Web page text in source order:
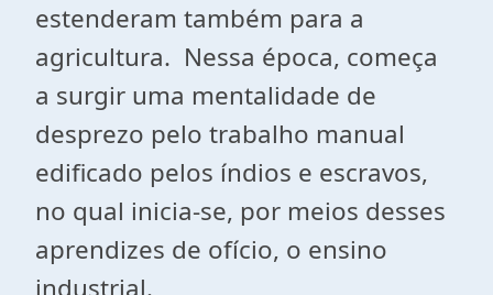
estenderam também para a
agricultura. Nessa época, começa
a surgir uma mentalidade de
desprezo pelo trabalho manual
edificado pelos índios e escravos,
no qual inicia-se, por meios desses
aprendizes de ofício, o ensino
industrial.